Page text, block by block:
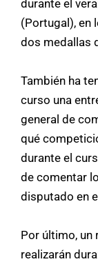
durante el
(Portugal), en
dos medallas
También ha
curso una
general de
qué
durante el
de comentar
disputado en
Por último, un
realizarán